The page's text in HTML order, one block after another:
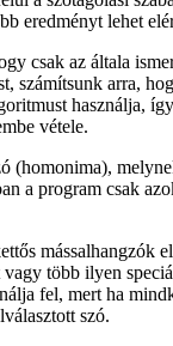
eredményt lehet
csak az általa
számítsunk arra,
használja,
vétele.
(homonima),
a program csak
mássalhangzók
több ilyen
fel, mert ha
szó.